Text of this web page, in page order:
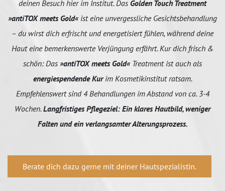
deinen Besuch hier im Institut. Das Golden Touch Treatment
»antiTOX meets Gold«ist eine unvergessliche Gesichtsbehandlung
– du wirst dich erfrischt und energetisiert fühlen, während deine
Haut eine bemerkenswerte Verjüngung erfährt. Kur dich frisch &
schön: Das »antiTOX meets Gold«Treatment ist auch als
energiespendende Kurim Kosmetikinstitut ratsam.
Empfehlenswert sind 4 Behandlungen im Abstand von ca. 3-4
Wochen.Langfristiges Pflegeziel: Ein klares Hautbild, weniger
Falten und ein verlangsamter Alterungsprozess.
Berate dich dazu gerne mit deiner Hautspezialistin.